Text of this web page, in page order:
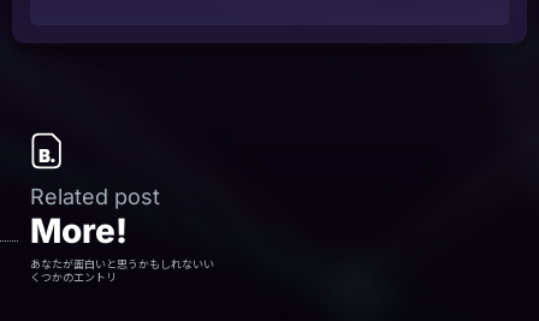
Related post
More!
あなたが面白いと思うかもしれないい
くつかのエントリ